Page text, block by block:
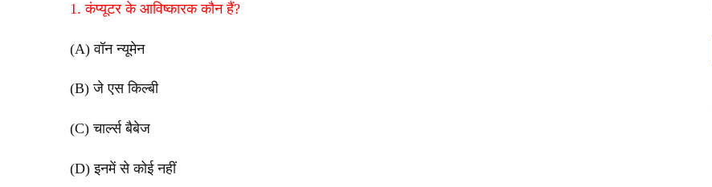
1. कंप्यूटर के आविष्कारक कौन हैं?
(A) वॉन न्यूमेन
(B) जे एस किल्बी
(C) चार्ल्स बैबेज
(D) इनमें से कोई नहीं